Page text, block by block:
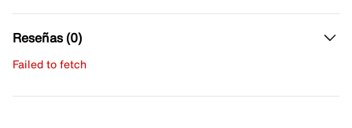
Reseñas (0)
Failed to fetch